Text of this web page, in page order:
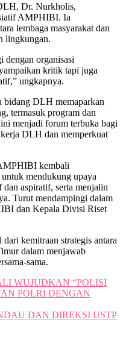
Dr. Nurkholis,
AMPHIBI. Ia
lembaga masyarakat dan
lingkungan.
dengan organisasi
kritik tapi juga
ungkapnya.
bidang DLH memaparkan
termasuk program dan
menjadi forum terbuka bagi
DLH dan memperkuat
kembali
mendukung upaya
aspiratif, serta menjalin
Turut mendampingi dalam
dan Kepala Divisi Riset
kemitraan strategis antara
dalam menjawab
sama.
WUJUDKAN “POLISI
POLRI DENGAN
DAN DIREKSI USTP